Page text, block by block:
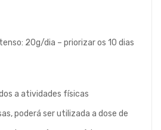
20g/dia – priorizar os 10 dias
a atividades físicas
poderá ser utilizada a dose de